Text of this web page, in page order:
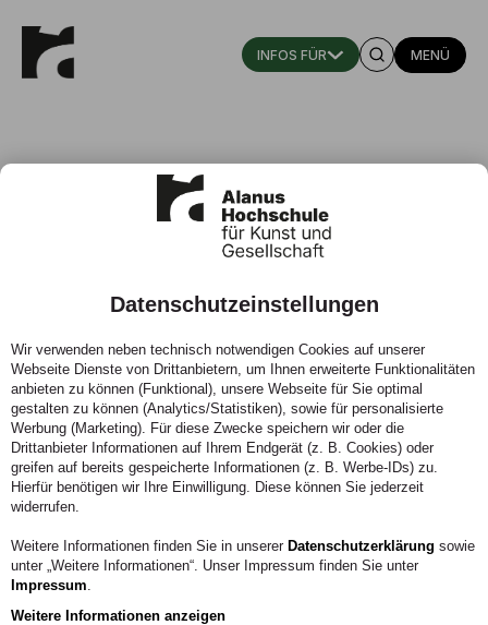
MENÜ
Telefon:02222 93211245
Datenschutzeinstellungen
Wir verwenden neben technisch notwendigen Cookies auf unserer
Webseite Dienste von Drittanbietern, um Ihnen erweiterte Funktionalitäten
anbieten zu können (Funktional), unsere Webseite für Sie optimal
gestalten zu können (Analytics/Statistiken), sowie für personalisierte
Werbung (Marketing). Für diese Zwecke speichern wir oder die
Drittanbieter Informationen auf Ihrem Endgerät (z. B. Cookies) oder
greifen auf bereits gespeicherte Informationen (z. B. Werbe-IDs) zu.
Hierfür benötigen wir Ihre Einwilligung. Diese können Sie jederzeit
widerrufen.
Weitere Informationen finden Sie in unserer Datenschutzerklärung sowie
unter „Weitere Informationen“. Unser Impressum finden Sie unter
Impressum.
Weitere Informationen anzeigen